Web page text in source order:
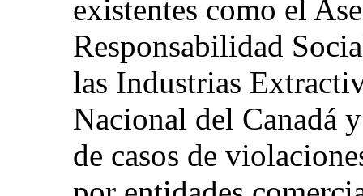
existentes como el
Responsabilidad
las Industrias
Nacional del Canadá
de casos de